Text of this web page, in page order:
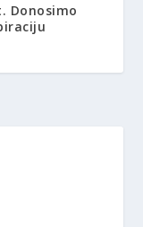
Donosimo